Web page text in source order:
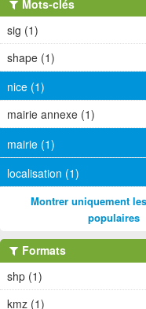
Mots-clés
sig (1)
shape (1)
nice (1)
mairie annexe (1)
mairie (1)
localisation (1)
Montrer uniquement
populaires
Formats
shp (1)
kmz (1)